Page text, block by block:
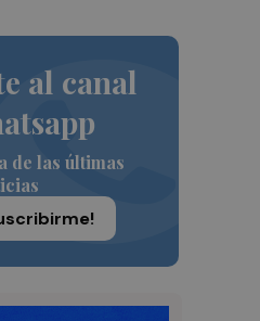
al canal
de las últimas